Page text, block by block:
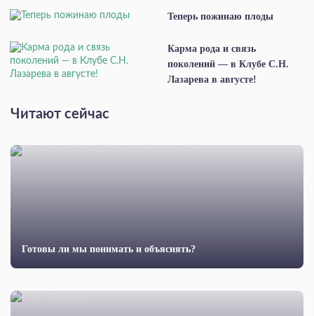
Теперь пожинаю плоды
Карма рода и связь
поколений — в Клубе С.Н.
Лазарева в августе!
Читают сейчас
Готовы ли мы понимать и объяснять?